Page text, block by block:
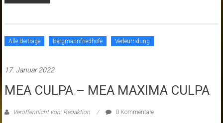
Alle Beiträge Bergmannfriedhöfe Verleumdung
17. Januar 2022
MEA CULPA – MEA MAXIMA CULPA
Veröffentlicht von: Redaktion 0 Kommentare